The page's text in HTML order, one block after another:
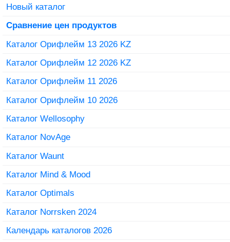
Новый каталог
Сравнение цен продуктов
Каталог Орифлейм 13 2026 KZ
Каталог Орифлейм 12 2026 KZ
Каталог Орифлейм 11 2026
Каталог Орифлейм 10 2026
Каталог Wellosophy
Каталог NovAge
Каталог Waunt
Каталог Mind & Mood
Каталог Optimals
Каталог Norrsken 2024
Календарь каталогов 2026